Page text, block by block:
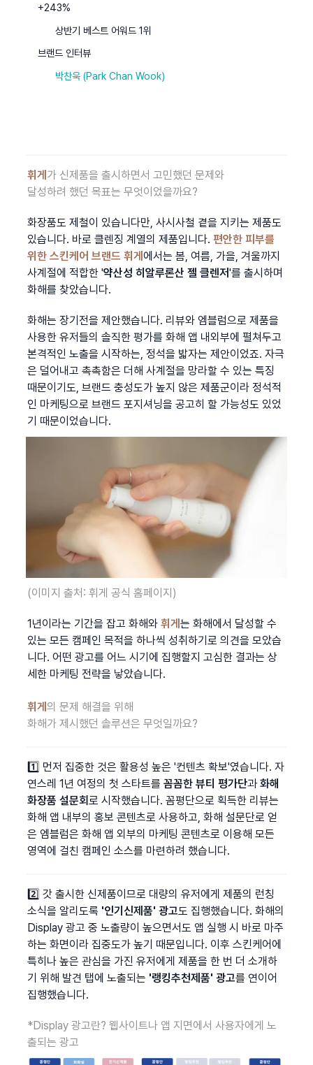
+243%
상반기 베스트 어워드 1위
브랜드 인터뷰
박찬욱 (Park Chan Wook)
휘게 가 신제품을 출시하면서 고민했던 문제와
달성하려 했던 목표는 무엇이었을까요?
화장품도 제철이 있습니다만, 사시사철 곁을 지키는 제품도
있습니다. 바로 클렌징 계열의 제품입니다. 편안한 피부를
위한 스킨케어 브랜드 휘게에서는 봄, 여름, 가을, 겨울까지
사계절에 적합한 '약산성 히알루론산 젤 클렌저'를 출시하며
화해를 찾았습니다.
화해는 장기전을 제안했습니다. 리뷰와 엠블럼으로 제품을
사용한 유저들의 솔직한 평가를 화해 앱 내외부에 펼쳐두고
본격적인 노출을 시작하는, 정석을 밟자는 제안이었죠. 자극
은 덜어내고 촉촉함은 더해 사계절을 망라할 수 있는 특징
때문이기도, 브랜드 충성도가 높지 않은 제품군이라 정석적
인 마케팅으로 브랜드 포지셔닝을 공고히 할 가능성도 있었
기 때문이었습니다.
(이미지 출처: 휘게 공식 홈페이지)
1년이라는 기간을 잡고 화해와 휘게는 화해에서 달성할 수
있는 모든 캠페인 목적을 하나씩 성취하기로 의견을 모았습
니다. 어떤 광고를 어느 시기에 집행할지 고심한 결과는 상
세한 마케팅 전략을 낳았습니다.
휘게의 문제 해결을 위해
화해가 제시했던 솔루션은 무엇일까요?
1️⃣ 먼저 집중한 것은 활용성 높은 '컨텐츠 확보'였습니다. 자
연스레 1년 여정의 첫 스타트를 꼼꼼한 뷰티 평가단과 화해
화장품 설문회로 시작했습니다. 꼼평단으로 획득한 리뷰는
화해 앱 내부의 홍보 콘텐츠로 사용하고, 화해 설문단로 얻
은 엠블럼은 화해 앱 외부의 마케팅 콘텐츠로 이용해 모든
영역에 걸친 캠페인 소스를 마련하려 했습니다.
2️⃣ 갓 출시한 신제품이므로 대량의 유저에게 제품의 런칭
소식을 알리도록 '인기신제품' 광고도 집행했습니다. 화해의
Display 광고 중 노출량이 높으면서도 앱 실행 시 바로 마주
하는 화면이라 집중도가 높기 때문입니다. 이후 스킨케어에
특히나 높은 관심을 가진 유저에게 제품을 한 번 더 소개하
기 위해 발견 탭에 노출되는 '랭킹추천제품' 광고를 연이어
집행했습니다.
*Display 광고란? 웹사이트나 앱 지면에서 사용자에게 노
출되는 광고